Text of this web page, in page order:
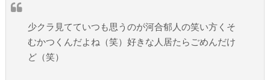
少クラ見てていつも思うのが河合郁人の笑い方くそ
むかつくんだよね（笑）好きな人居たらごめんだけ
ど（笑）